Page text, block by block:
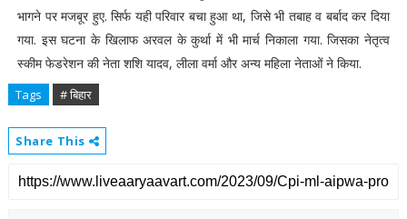
भागने पर मजबूर हुए. सिर्फ यही परिवार बचा हुआ था, जिसे भी तबाह व बर्बाद कर दिया
गया. इस घटना के खिलाफ अरवल के कुर्था में भी मार्च निकाला गया. जिसका नेतृत्व
स्कीम फेडरेशन की नेता शशि यादव, लीला वर्मा और अन्य महिला नेताओं ने किया.
Tags # बिहार
Share This